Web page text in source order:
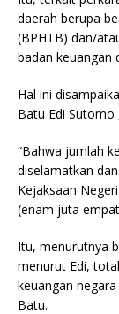
daerah berupa
(BPHTB) dan/
badan keuangan
Hal ini
Batu Edi Sutomo
“Bahwa jumlah
diselamatkan
Kejaksaan
(enam juta
Itu, menurutnya
menurut Edi,
keuangan
Batu.